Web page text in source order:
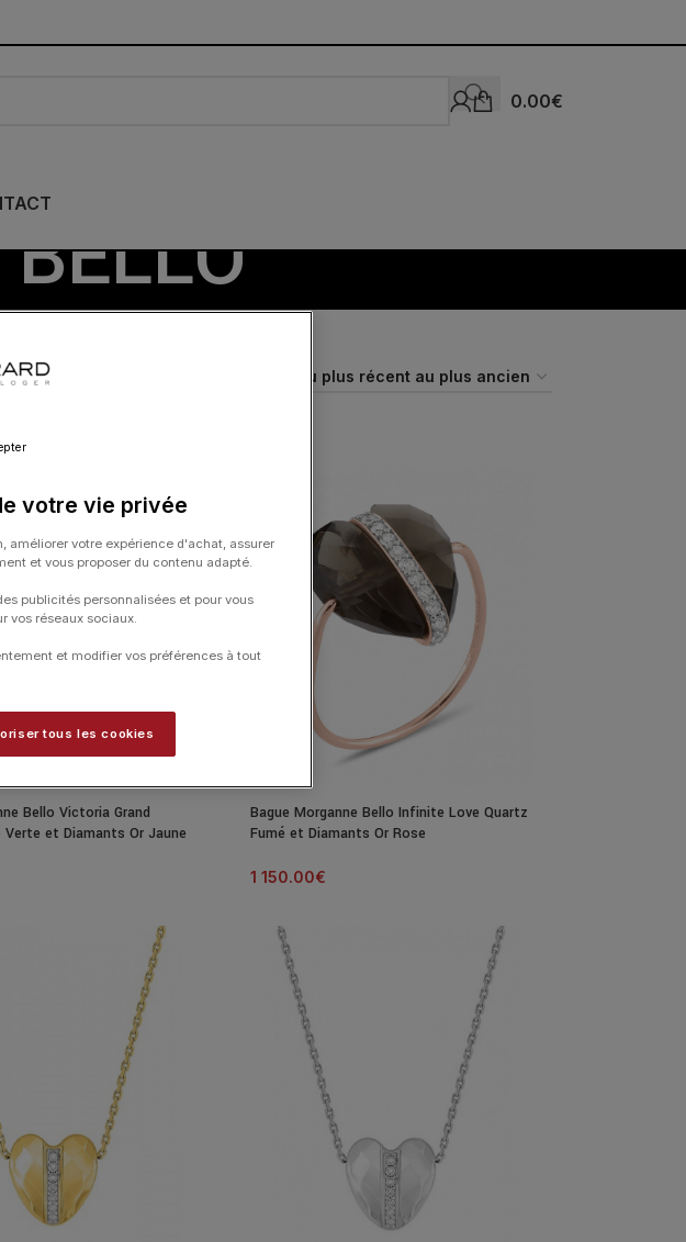
0.00€
12
Bello Victoria Grand
et Diamants Or Jaune
Bague Morganne Bello Infinite Love Quartz
Fumé et Diamants Or Rose
1 150.00€
votre vie privée
améliorer votre expérience d'achat, assurer
et vous proposer du contenu adapté.
publicités personnalisées et pour vous
vos réseaux sociaux.
et modifier vos préférences à tout
tous les cookies